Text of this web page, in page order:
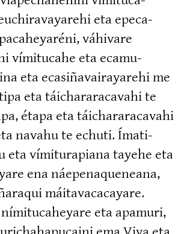
eta epeca­
váhivare
vímitucahe eta ecamu­
eta ecasi­ña­vai­ra­yarehi me
eta táichara­ra­cavahi te
étapa eta táichara­ra­cavahi
navahu te echuti. Ímati­
eta vímitu­rapiana tayehe eta
ena náepena­queneana,
máitava­ca­cayare.
eta apamuri,